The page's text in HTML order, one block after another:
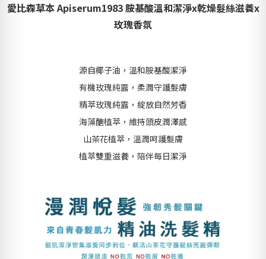
愛比森草本 Apiserum1983 胺基酸溫和潔淨x乾燥髮絲滋養x
玫瑰香氛
源自椰子油，溫和胺基酸潔淨
有機玫瑰純露，柔潤守護髮膚
精萃玫瑰純露，綻放自然芳香
海藻醣植萃，維持頭皮潤澤感
山茶花植萃，溫潤呵護髮膚
植萃雙重滋養，陪伴每日潔淨